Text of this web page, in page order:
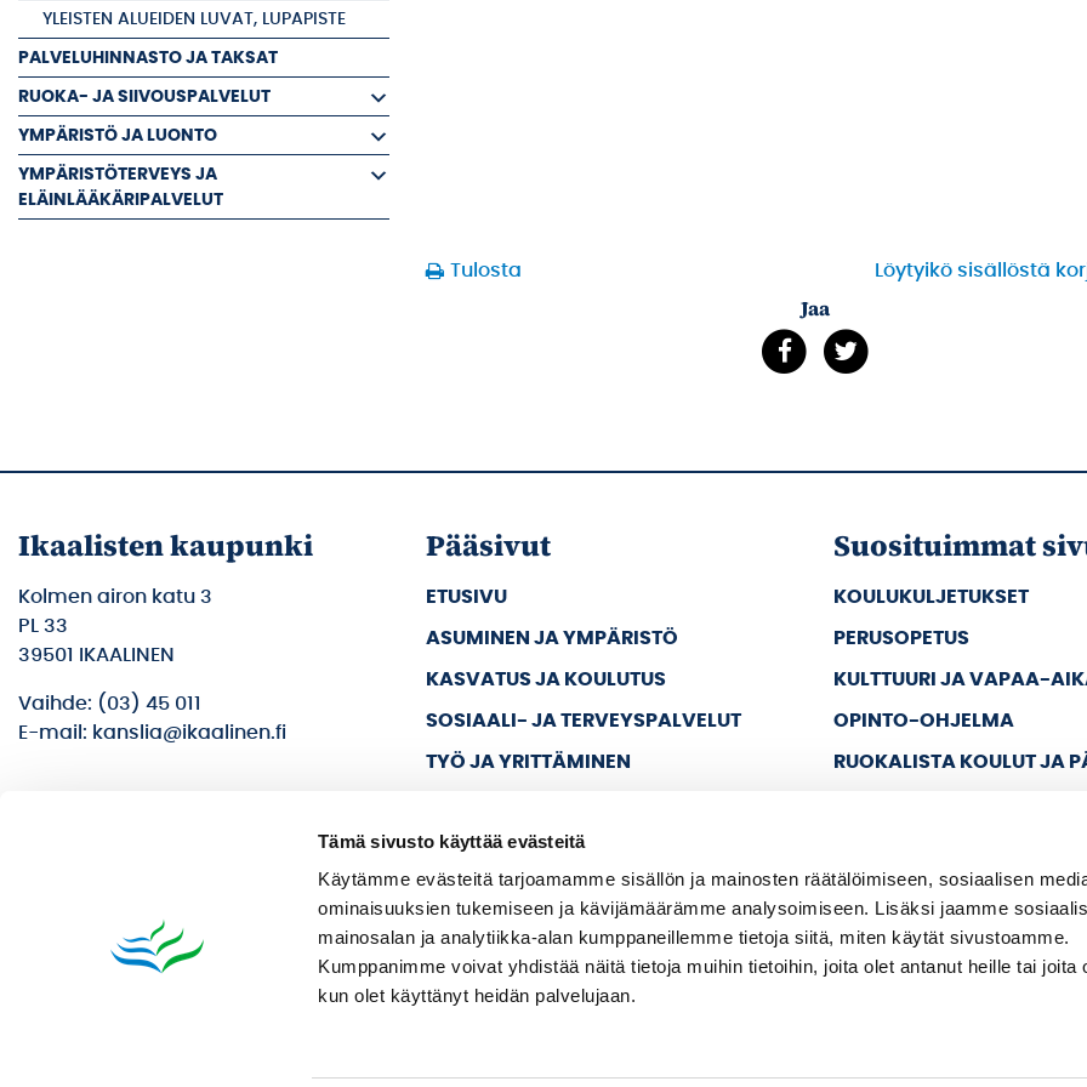
Tämä sivusto käyttää evästeitä
Käytämme evästeitä tarjoamamme sisällön ja mainosten räätälöimiseen, sosiaalisen
ominaisuuksien tukemiseen ja kävijämäärämme analysoimiseen. Lisäksi jaamme
mainosalan ja analytiikka-alan kumppaneillemme tietoja siitä, miten käytät sivustoamme.
Kumppanimme voivat yhdistää näitä tietoja muihin tietoihin, joita olet antanut heille tai joita
kun olet käyttänyt heidän palvelujaan.
YLEISTEN ALUEIDEN LUVAT, LUPAPISTE
PALVELUHINNASTO JA TAKSAT
RUOKA- JA SIIVOUSPALVELUT
YMPÄRISTÖ JA LUONTO
YMPÄRISTÖTERVEYS JA
ELÄINLÄÄKÄRIPALVELUT
Tulosta Löytyikö sisällöstä
Jaa
Ikaalisten kaupunki
Kolmen airon katu 3
PL 33
39501 IKAALINEN
Vaihde: (03) 45 011
E-mail: kanslia@ikaalinen.fi
Pääsivut
ETUSIVU
ASUMINEN JA YMPÄRISTÖ
KASVATUS JA KOULUTUS
SOSIAALI- JA TERVEYSPALVELUT
TYÖ JA YRITTÄMINEN
KAUPUNKI JA HALLINTO
Suosituimmat
KOULUKULJETUKSET
PERUSOPETUS
KULTTUURI JA VAPAA-
OPINTO-OHJELMA
RUOKALISTA KOULUT JA